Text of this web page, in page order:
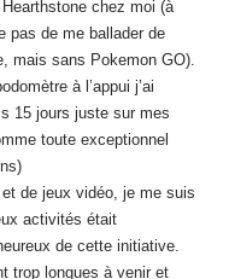
activités était
de cette initiative.
trop longues à venir et
rapidement, peut-être me
cas pour le moment (voila
les échanges car
de vie du jeu) et j’espère
exemples
chasse au trésor mais
un jeu avec la nécessité